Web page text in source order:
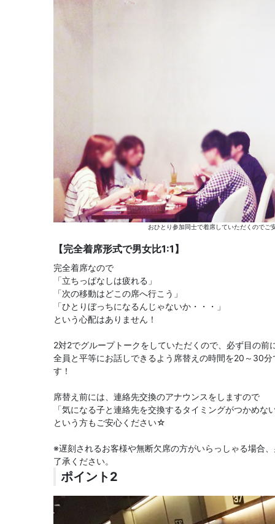
おひとり参加同士で着席していただくので
【完全着席形式で男女比1:1】
完全着席なので
「立ちっぱなしは疲れる」
「次の移動はどこの席へ行こう」
「ひとりぼっちになるんじゃないか・・・」
という心配はありません！
2対2でグループトークをしていただくので、必ず目の前
全員と平等にお話しできるよう席替えの時間を20～30
す！
席替え前には、連絡先交換のアナウンスをしますので
「気になる子と連絡先を交換するタイミングがつかめな
という方もご安心ください☆
※遅刻されるお客様や無断欠席の方がいらっしゃる場合
了承ください。
ポイント2